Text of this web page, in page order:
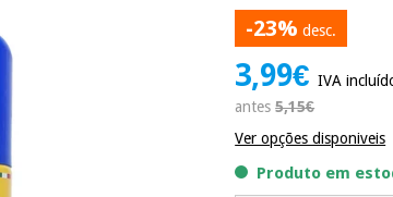
-23% desc.
3,99€IVA
antes5,15€
Ver opções disponiveis
Produto em